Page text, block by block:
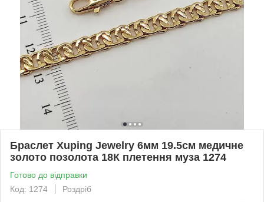
Браслет Xuping Jewelry 6мм 19.5см медичне
золото позолота 18К плетення муза 1274
Готово до відправки
Код: 1274
Роздріб